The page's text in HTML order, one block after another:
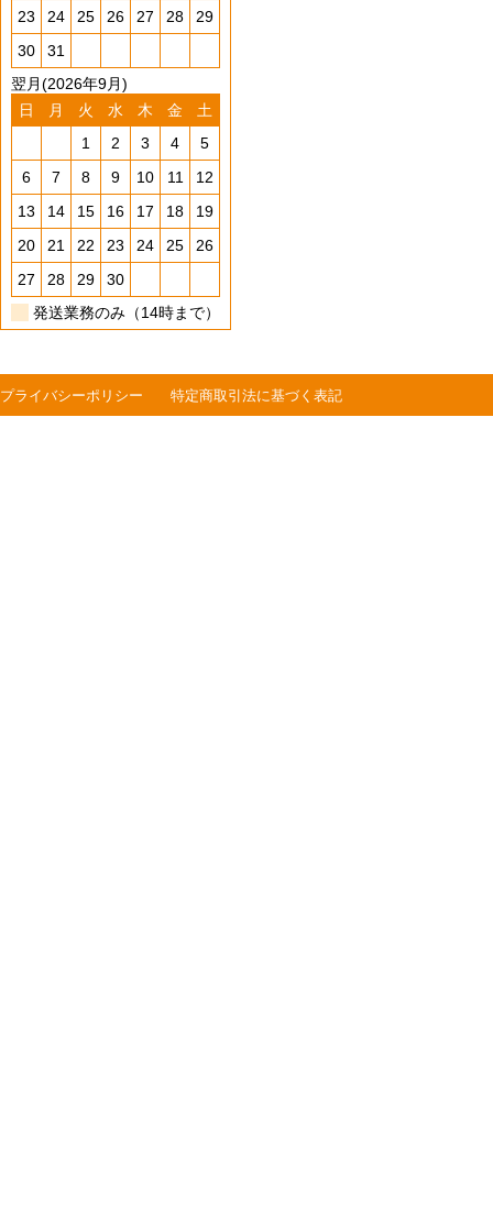
23
24 25 26 27 28
29
30
31
翌月(2026年9月)
日
月 火 水 木 金
土
1
2 3 4
5
6
7 8 9 10 11
12
13
14 15 16 17 18
19
20
21 22 23 24 25
26
27
28 29
30
発送業務のみ（14時まで）
プライバシーポリシー 特定商取引法に基づく表記